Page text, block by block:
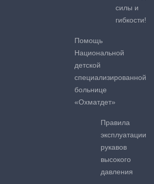
силы и
гибкости!
Помощь
Национальной
детской
специализированной
больнице
«Охматдет»
Правила
эксплуатации
рукавов
высокого
давления